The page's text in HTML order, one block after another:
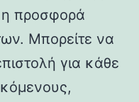
η προσφορά
Μπορείτε να
για κάθε